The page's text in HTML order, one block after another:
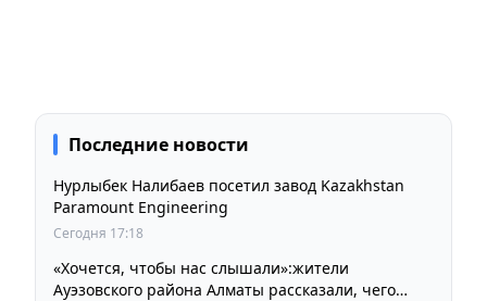
Последние новости
Нурлыбек Налибаев посетил завод Kazakhstan
Paramount Engineering
Сегодня 17:18
«Хочется, чтобы нас слышали»:жители
Ауэзовского района Алматы рассказали, чего